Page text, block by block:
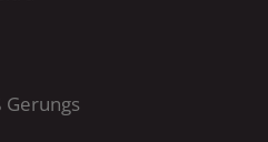
Gerungs